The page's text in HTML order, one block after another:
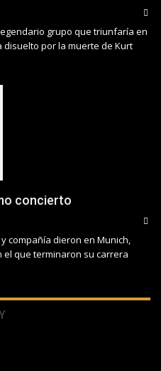
grupo que triunfaría en
por la muerte de Kurt
concierto
compañía dieron en Munich,
el que terminaron su carrera